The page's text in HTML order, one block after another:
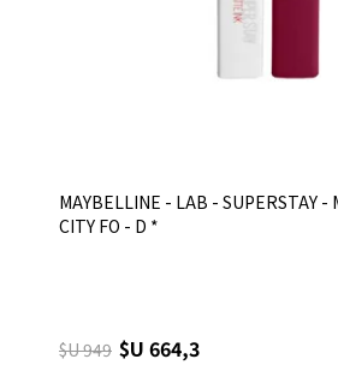
MAYBELLINE - LAB - SUPERSTAY -
CITY FO - D *
$U 949 $U 664,3